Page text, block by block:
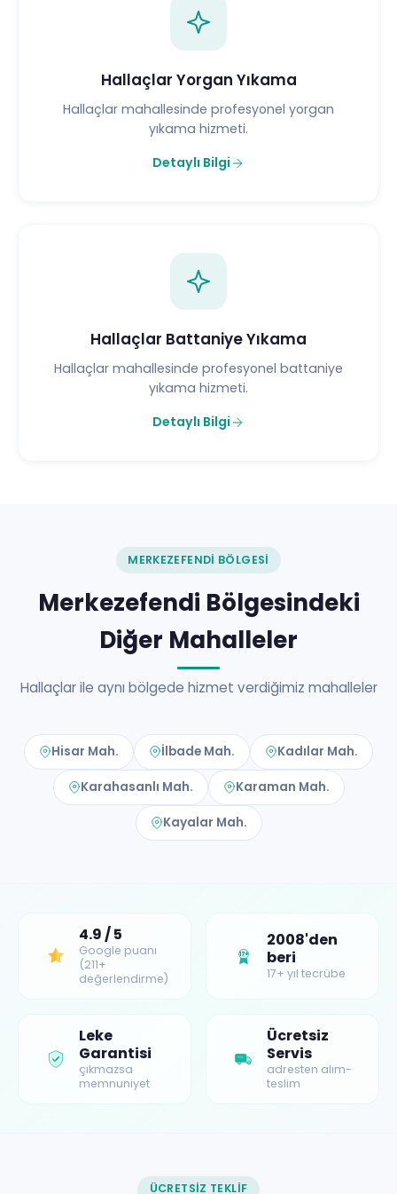
Hallaçlar Yorgan Yıkama
Hallaçlar mahallesinde profesyonel yorgan
yıkama hizmeti.
Detaylı Bilgi
Hallaçlar Battaniye Yıkama
Hallaçlar mahallesinde profesyonel battaniye
yıkama hizmeti.
Detaylı Bilgi
MERKEZEFENDI BÖLGESI
Merkezefendi Bölgesindeki
Diğer Mahalleler
Hallaçlar ile aynı bölgede hizmet verdiğimiz mahalleler
Hisar Mah. İlbade Mah. Kadılar Mah.
Karahasanlı Mah. Karaman Mah.
Kayalar Mah.
4.9 / 5
Google puanı
(211+
değerlendirme)
17+
2008'den
beri
17+ yıl tecrübe
Leke
Garantisi
çıkmazsa
memnuniyet
Ücretsiz
Servis
adresten alım-
teslim
ÜCRETSIZ TEKLIF